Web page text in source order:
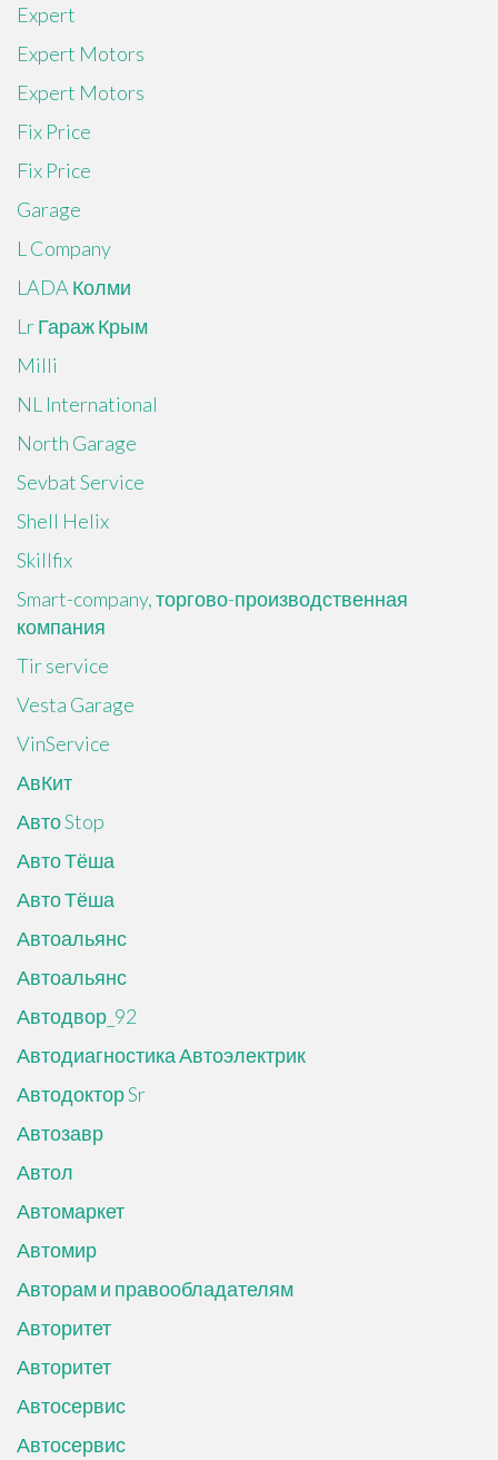
Expert
Expert Motors
Expert Motors
Fix Price
Fix Price
Garage
L Company
LADA Колми
Lr Гараж Крым
Milli
NL International
North Garage
Sevbat Service
Shell Helix
Skillfix
Smart-company, торгово-производственная
компания
Tir service
Vesta Garage
VinService
АвКит
Авто Stop
Авто Тёша
Авто Тёша
Автоальянс
Автоальянс
Автодвор_92
Автодиагностика Автоэлектрик
Автодоктор Sr
Автозавр
Автол
Автомаркет
Автомир
Авторам и правообладателям
Авторитет
Авторитет
Автосервис
Автосервис